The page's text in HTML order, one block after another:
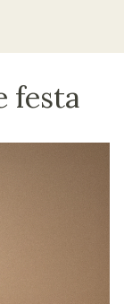
festa